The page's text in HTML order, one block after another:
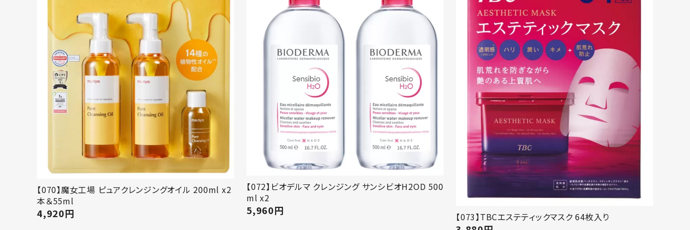
【070】魔女工場 ピュアクレンジングオイル 200ml x2
本＆55ml
4,920円
【072】ビオデルマ クレンジング サンシビオH2OD 500
ml x2
5,960円
【073】TBCエステティックマスク 64枚入り